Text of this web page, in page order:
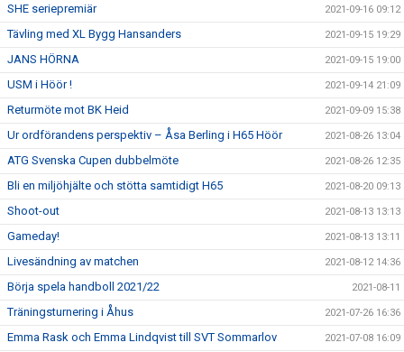
SHE seriepremiär 2021-09-16 09:12
Tävling med XL Bygg Hansanders 2021-09-15 19:29
JANS HÖRNA 2021-09-15 19:00
USM i Höör ! 2021-09-14 21:09
Returmöte mot BK Heid 2021-09-09 15:38
Ur ordförandens perspektiv – Åsa Berling i H65 Höör 2021-08-26 13:04
ATG Svenska Cupen dubbelmöte 2021-08-26 12:35
Bli en miljöhjälte och stötta samtidigt H65 2021-08-20 09:13
Shoot-out 2021-08-13 13:13
Gameday! 2021-08-13 13:11
Livesändning av matchen 2021-08-12 14:36
Börja spela handboll 2021/22 2021-08-11
Träningsturnering i Åhus 2021-07-26 16:36
Emma Rask och Emma Lindqvist till SVT Sommarlov 2021-07-08 16:09